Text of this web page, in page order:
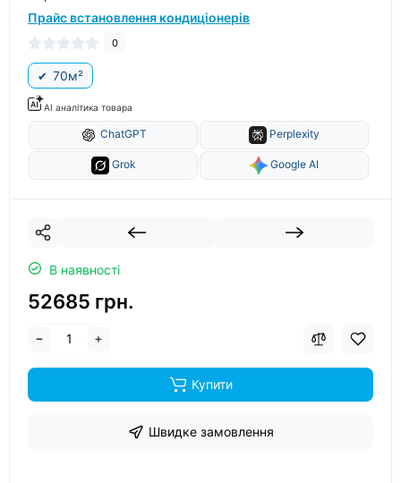
Прайс встановлення кондиціонерів
0
70м²
AI аналітика товара
ChatGPT Perplexity
Grok Google AI
В наявності
52685 грн.
Купити
Швидке замовлення